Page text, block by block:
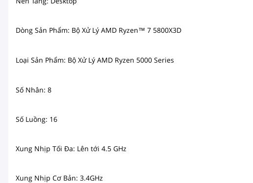
Dòng Sản Phẩm: Bộ Xử Lý AMD Ryzen™ 7 5800X3D
Loại Sản Phẩm: Bộ Xử Lý AMD Ryzen 5000 Series
Số Nhân: 8
Số Luồng: 16
Xung Nhịp Tối Đa: Lên tới 4.5 GHz
Xung Nhịp Cơ Bản: 3.4GHz